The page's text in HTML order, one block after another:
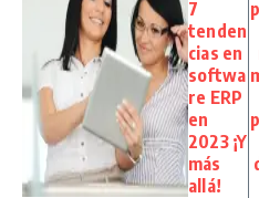
7
tenden
cias en
softwa
re ERP
en
2023 ¡Y
más
allá!